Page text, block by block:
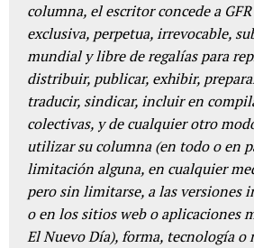
columna, el escritor concede a
exclusiva, perpetua, irrevocable,
mundial y libre de regalías para
distribuir, publicar, exhibir,
traducir, sindicar, incluir en
colectivas, y de cualquier otro
utilizar su columna (en todo o en
limitación alguna, en cualquier
pero sin limitarse, a las versiones
o en los sitios web o aplicaciones
El Nuevo Día), forma, tecnología o